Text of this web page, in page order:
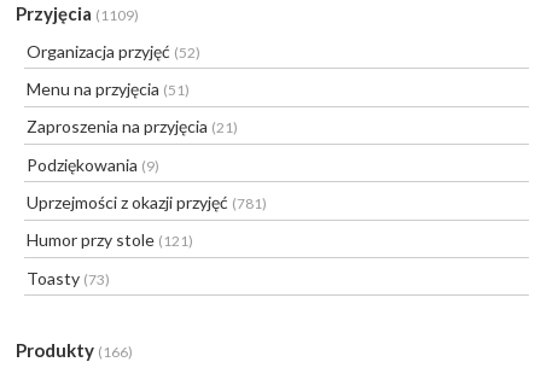
Przyjęcia (1109)
Organizacja przyjęć (52)
Menu na przyjęcia (51)
Zaproszenia na przyjęcia (21)
Podziękowania (9)
Uprzejmości z okazji przyjęć (781)
Humor przy stole (121)
Toasty (73)
Produkty (166)